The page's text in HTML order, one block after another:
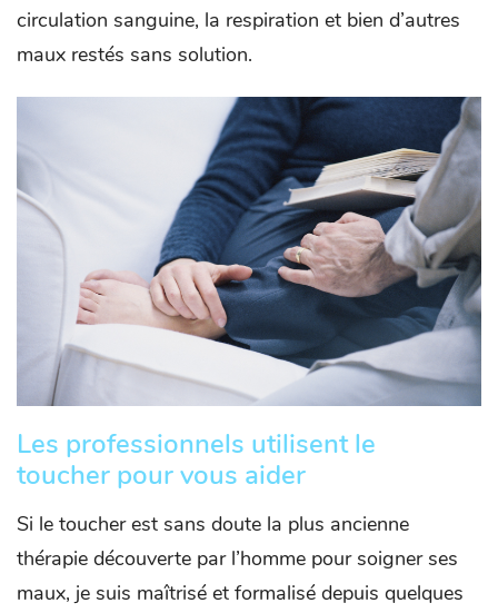
circulation sanguine, la respiration et bien d’autres
maux restés sans solution.
Les professionnels utilisent le
toucher pour vous aider
Si le toucher est sans doute la plus ancienne
thérapie découverte par l’homme pour soigner ses
maux, je suis maîtrisé et formalisé depuis quelques